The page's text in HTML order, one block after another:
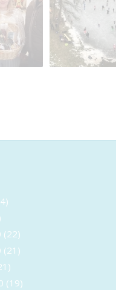
(22)
(21)
(19)